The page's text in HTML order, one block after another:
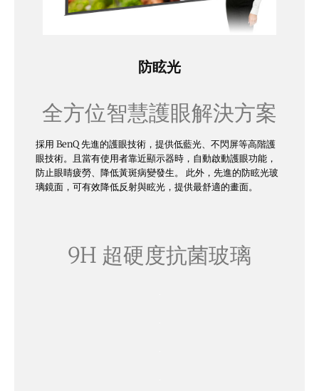
防眩光
全方位智慧護眼解決方案
採用 BenQ 先進的護眼技術，提供低藍光、不閃屏等高階護
眼技術。且當有使用者靠近顯示器時，自動啟動護眼功能，
防止眼睛疲勞、降低黃斑病變發生。 此外，先進的防眩光玻
璃鏡面，可有效降低反射與眩光，提供最舒適的畫面。
9H 超硬度抗菌玻璃